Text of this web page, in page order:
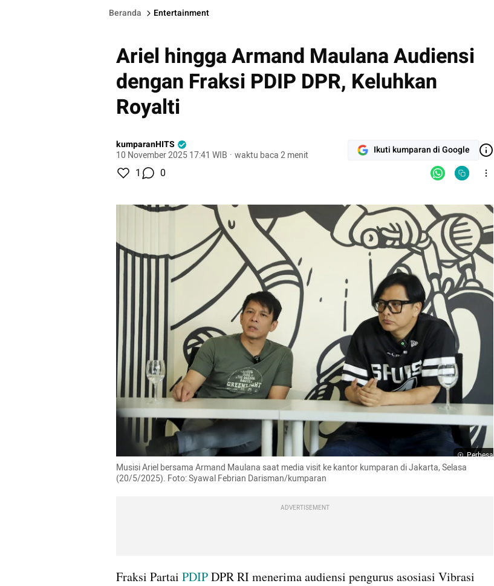
Beranda Entertainment
Ariel hingga Armand Maulana Audiensi
dengan Fraksi PDIP DPR, Keluhkan
Royalti
kumparanHITS
10 November 2025 17:41 WIB · waktu baca 2 menit Ikuti kumparan di Google
1 0
Perbesar
Musisi Ariel bersama Armand Maulana saat media visit ke kantor kumparan di Jakarta, Selasa
(20/5/2025). Foto: Syawal Febrian Darisman/kumparan
ADVERTISEMENT
Fraksi Partai PDIP DPR RI menerima audiensi pengurus asosiasi Vibrasi